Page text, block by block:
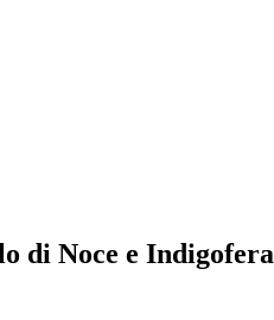
di Noce e Indigofera